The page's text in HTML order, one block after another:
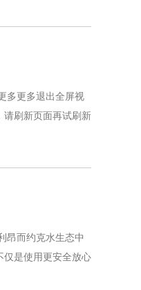
多更多退出全屏视
请刷新页面再试刷新
昂而约克水生态中
仅是使用更安全放心